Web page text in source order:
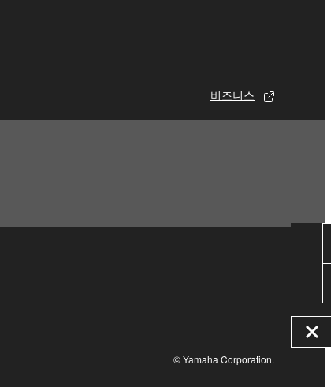
비즈니스
© Yamaha Corporation.